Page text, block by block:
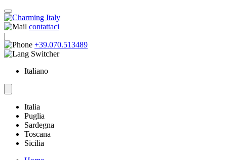
contattaci
|
+39.070.513489
Italiano
Italia
Puglia
Sardegna
Toscana
Sicilia